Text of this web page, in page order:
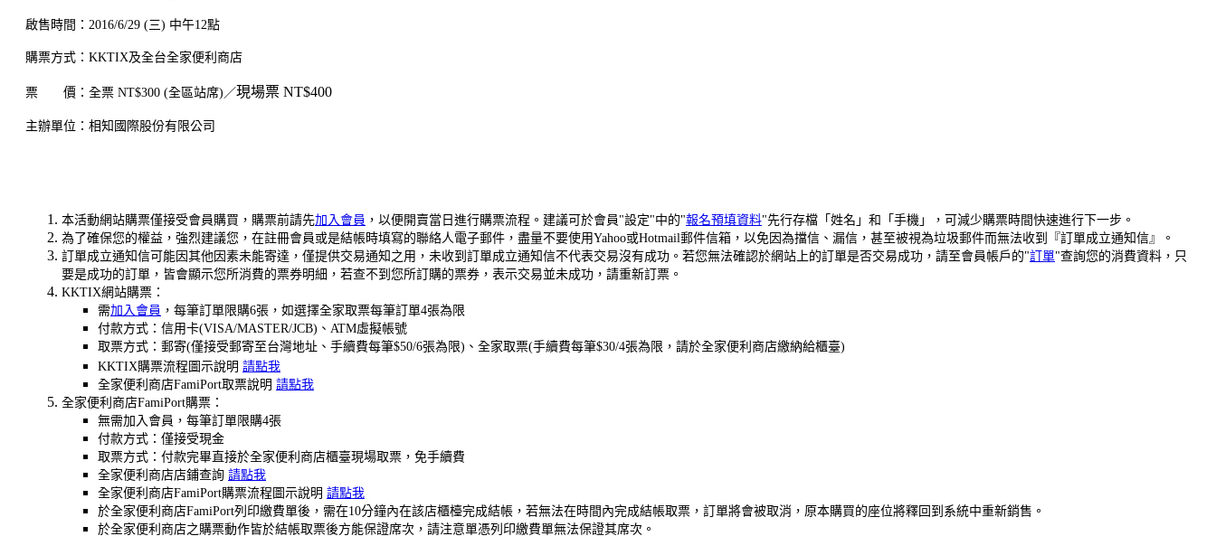
啟售時間：2016/6/29 (三) 中午12點
購票方式：KKTIX及全台全家便利商店
票 價：全票 NT$300 (全區站席)／現場票 NT$400
主辦單位：相知國際股份有限公司
本活動網站購票僅接受會員購買，購票前請先加入會員 ，以便開賣當日進行購票流程。建議可於會員"設定"中的"報名預填資料"先行存檔「姓名」和「手機」，可減少購票時間快速進行下一步。
為了確保您的權益，強烈建議您，在註冊會員或是結帳時填寫的聯絡人電子郵件，盡量不要使用Yahoo或Hotmail郵件信箱，以免因為擋信、漏信，甚至被視為垃圾郵件而無法收到『訂單成立通知信』。
訂單成立通知信可能因其他因素未能寄達，僅提供交易通知之用，未收到訂單成立通知信不代表交易沒有成功。若您無法確認於網站上的訂單是否交易成功，請至會員帳戶的"訂單"查詢您的消費資料，只
要是成功的訂單，皆會顯示您所消費的票券明細，若查不到您所訂購的票券，表示交易並未成功，請重新訂票。
KKTIX網站購票：
需加入會員 ，每筆訂單限購6張，如選擇全家取票每筆訂單4張為限
付款方式：信用卡(VISA/MASTER/JCB)、ATM虛擬帳號
取票方式：郵寄(僅接受郵寄至台灣地址、手續費每筆$50/6張為限)、全家取票(手續費每筆$30/4張為限，請於全家便利商店繳納給櫃臺)
KKTIX購票流程圖示說明 請點我
全家便利商店FamiPort取票說明 請點我
全家便利商店FamiPort購票：
無需加入會員，每筆訂單限購4張
付款方式：僅接受現金
取票方式：付款完畢直接於全家便利商店櫃臺現場取票，免手續費
全家便利商店店鋪查詢 請點我
全家便利商店FamiPort購票流程圖示說明 請點我
於全家便利商店FamiPort列印繳費單後，需在10分鐘內在該店櫃檯完成結帳，若無法在時間內完成結帳取票，訂單將會被取消，原本購買的座位將釋回到系統中重新銷售。
於全家便利商店之購票動作皆於結帳取票後方能保證席次，請注意單憑列印繳費單無法保證其席次。